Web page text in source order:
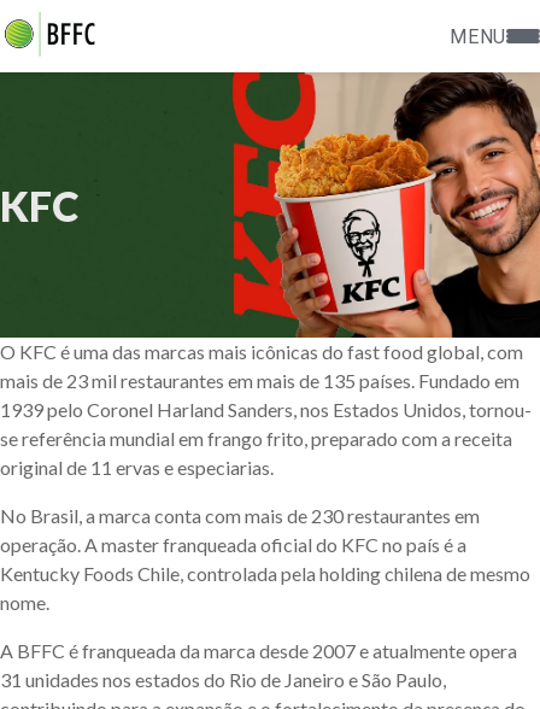
MENU
KFC
O KFC é uma das marcas mais icônicas do fast food global, com
mais de 23 mil restaurantes em mais de 135 países. Fundado em
1939 pelo Coronel Harland Sanders, nos Estados Unidos, tornou-
se referência mundial em frango frito, preparado com a receita
original de 11 ervas e especiarias.
No Brasil, a marca conta com mais de 230 restaurantes em
operação. A master franqueada oficial do KFC no país é a
Kentucky Foods Chile, controlada pela holding chilena de mesmo
nome.
A BFFC é franqueada da marca desde 2007 e atualmente opera
31 unidades nos estados do Rio de Janeiro e São Paulo,